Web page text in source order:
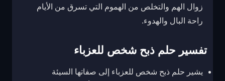
زوال الهم والتخلص من الهموم التي تسرق من الأيام
راحة البال والهدوء.
تفسير حلم ذبح شخص للعزباء
يشير حلم ذبح شخص للعزباء إلى صفاتها السيئة